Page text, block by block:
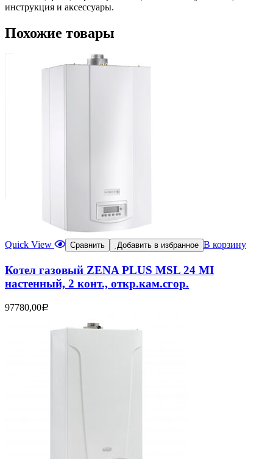
инструкция и аксессуары.
Похожие товары
Quick View Сравнить Добавить в избранное В корзину
Котел газовый ZENA PLUS MSL 24 MI
настенный, 2 конт., откр.кам.сгор.
97780,00Р